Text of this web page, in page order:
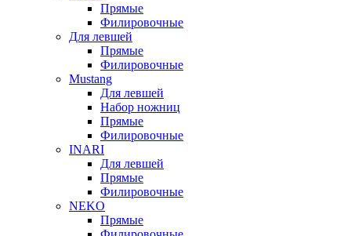
Прямые
Филировочные
Для левшей
Прямые
Филировочные
Mustang
Для левшей
Набор ножниц
Прямые
Филировочные
INARI
Для левшей
Прямые
Филировочные
NEKO
Прямые